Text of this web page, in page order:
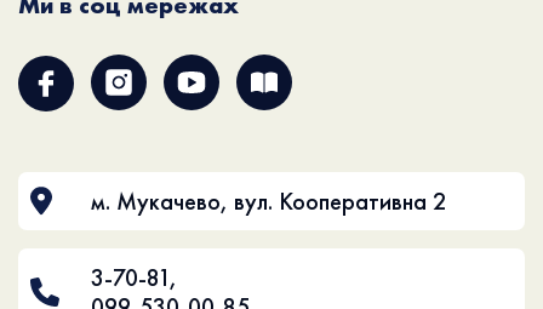
м. Мукачево, вул. Кооперативна 2
3-70-81,